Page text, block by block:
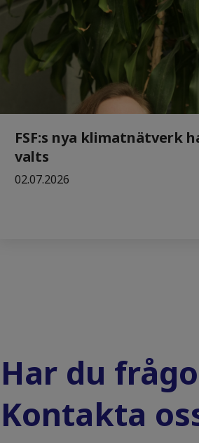
FSF:s nya klimatnätverk
valts
02.07.2026
Har du
Kontakta